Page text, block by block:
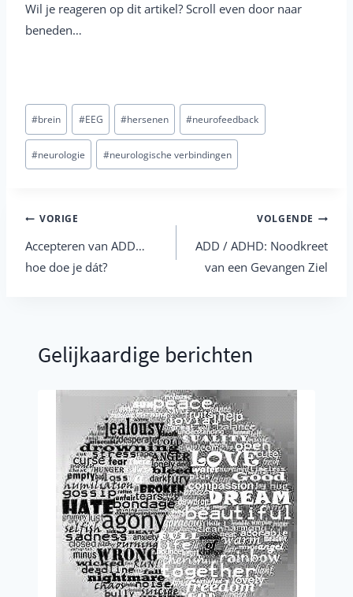
Wil je reageren op dit artikel? Scroll even door naar
beneden…
Post
Tags:
#brein #EEG #hersenen #neurofeedback
#neurologie #neurologische verbindingen
Berichtnavigatie
VORIGE
Accepteren van ADD…
hoe doe je dát?
VOLGENDE
ADD / ADHD: Noodkreet
van een Gevangen Ziel
Gelijkaardige berichten